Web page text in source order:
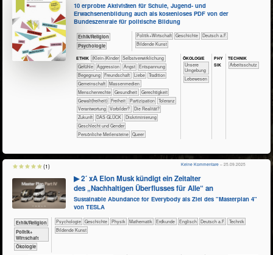
10 erprobte Aktivitäten für Schule, Jugend- und
Erwachsenenbildung auch als kostenloses PDF von der
Bundeszentrale für politische Bildung
​​​​​​​​​​Ethik/​Religion
​​​​​​​​​​Psychologie
​​​​​​​​​Politik+​Wirtschaft ​​​​​​​​Geschichte
​​​Deutsch a.F.
Bildende Kunst
ETHIK (Klein-)Kinder
​​​​​​​​​​​​​​​​​​​​​​​​​​​​​​​​​​​​​​​​Selbst­verwirklichung
​​​​​​​​​​​​​​​Gefühle
​​​​​​​​​​​​​Aggression ​​​​​​​​​​​​​Angst
​​​​​​​​​​​​​Entspannung
​​​​​​​​​​​​Begegnung
​​​​​​​​​​​​Freundschaft ​​​​​​​​​​​​Liebe
​​​​​​​​​​​Tradition
​​​​​​​​​​Gemeinschaft
​​​​​​​​​Massenmedien
​​​​​​​Menschenrechte
​​​​​​Gesundheit
​​​​Gerechtigkeit
​​​​Gewalt(freiheit)
​​​Freiheit ​​​Partizipation
​​​Toleranz
​​Verantwortung
​​Vorbilder?
​Die Realität?
​Zukunft
DAS GLÜCK
Diskriminierung
Geschlecht und Gender
Persönliche Meilensteine
Queer
ÖKO​LOGIE
​​​​​​​​​​​​​Unsere
Umgebung
​​​​​​​​​Lebewesen
PHY​
SIK
TECH​NIK
​​​​​​Arbeitsschutz
▶ 2´ xA Elon Musk kündigt ein Zeitalter
des „Nachhaltigen Überflusses für Alle“ an
Sustainable Abundance for Everybody als Ziel des "Masterplan 4"
von TESLA
​​​​​​​​​​Ethik/​Religion
​​​​​​​​​Politik+​
Wirtschaft
​​​​​​​Ökologie
​​​​​​​​​​Psychologie ​​​​​​​​Geschichte ​​​​​​​Physik ​​​​​​Mathematik ​​​​​Erdkunde ​​​​Englisch ​​​Deutsch a.F.
​Technik
Bildende Kunst
Keine Kommentare – 25.09.2025
(1)